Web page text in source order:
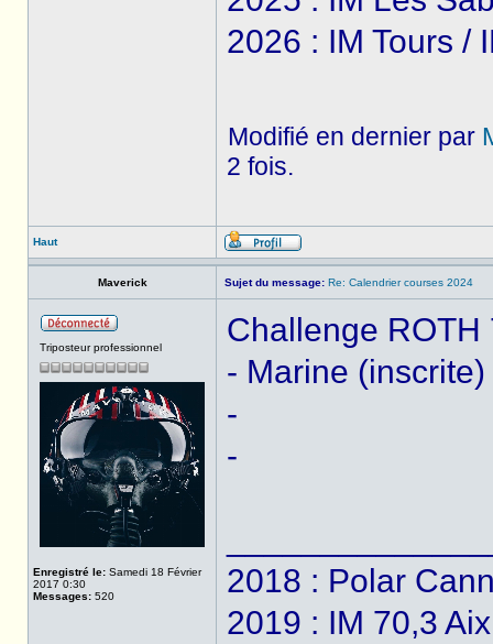
2026 : IM Tours /
Modifié en dernier par
2 fois.
Haut
Maverick Sujet du message: Re: Calendrier courses 2024
Triposteur professionnel
Enregistré le: Samedi 18 Février
2017 0:30
Messages: 520
Challenge ROTH
- Marine (inscrite)
-
-
2018 : Polar
2019 : IM 70,3